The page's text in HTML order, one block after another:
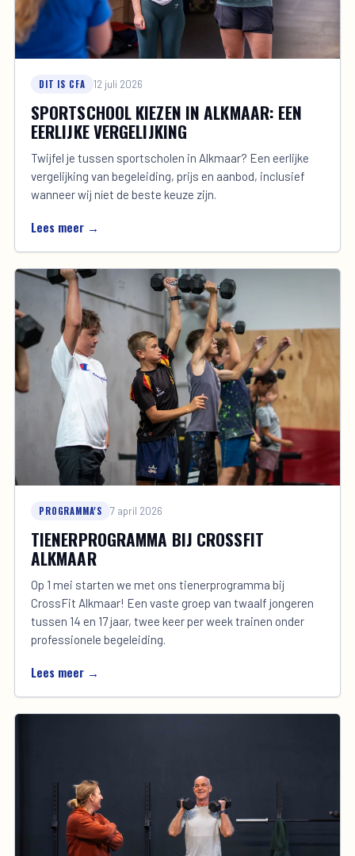
DIT IS CFA 12 juli 2026
SPORTSCHOOL KIEZEN IN ALKMAAR: EEN
EERLIJKE VERGELIJKING
Twijfel je tussen sportscholen in Alkmaar? Een eerlijke
vergelijking van begeleiding, prijs en aanbod, inclusief
wanneer wij níet de beste keuze zijn.
Lees meer →
PROGRAMMA'S 7 april 2026
TIENERPROGRAMMA BIJ CROSSFIT
ALKMAAR
Op 1 mei starten we met ons tienerprogramma bij
CrossFit Alkmaar! Een vaste groep van twaalf jongeren
tussen 14 en 17 jaar, twee keer per week trainen onder
professionele begeleiding.
Lees meer →